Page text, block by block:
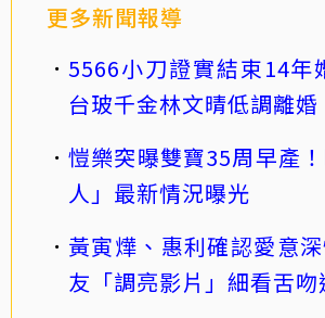
更多新聞報導
5566小刀證實結束14年
台玻千金林文晴低調離婚
愷樂突曝雙寶35周早產
人」最新情況曝光
黃寅燁、惠利確認愛意
友「調亮影片」細看舌吻